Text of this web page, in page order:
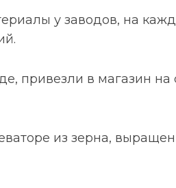
у заводов, на
привезли в магазин
из зерна,